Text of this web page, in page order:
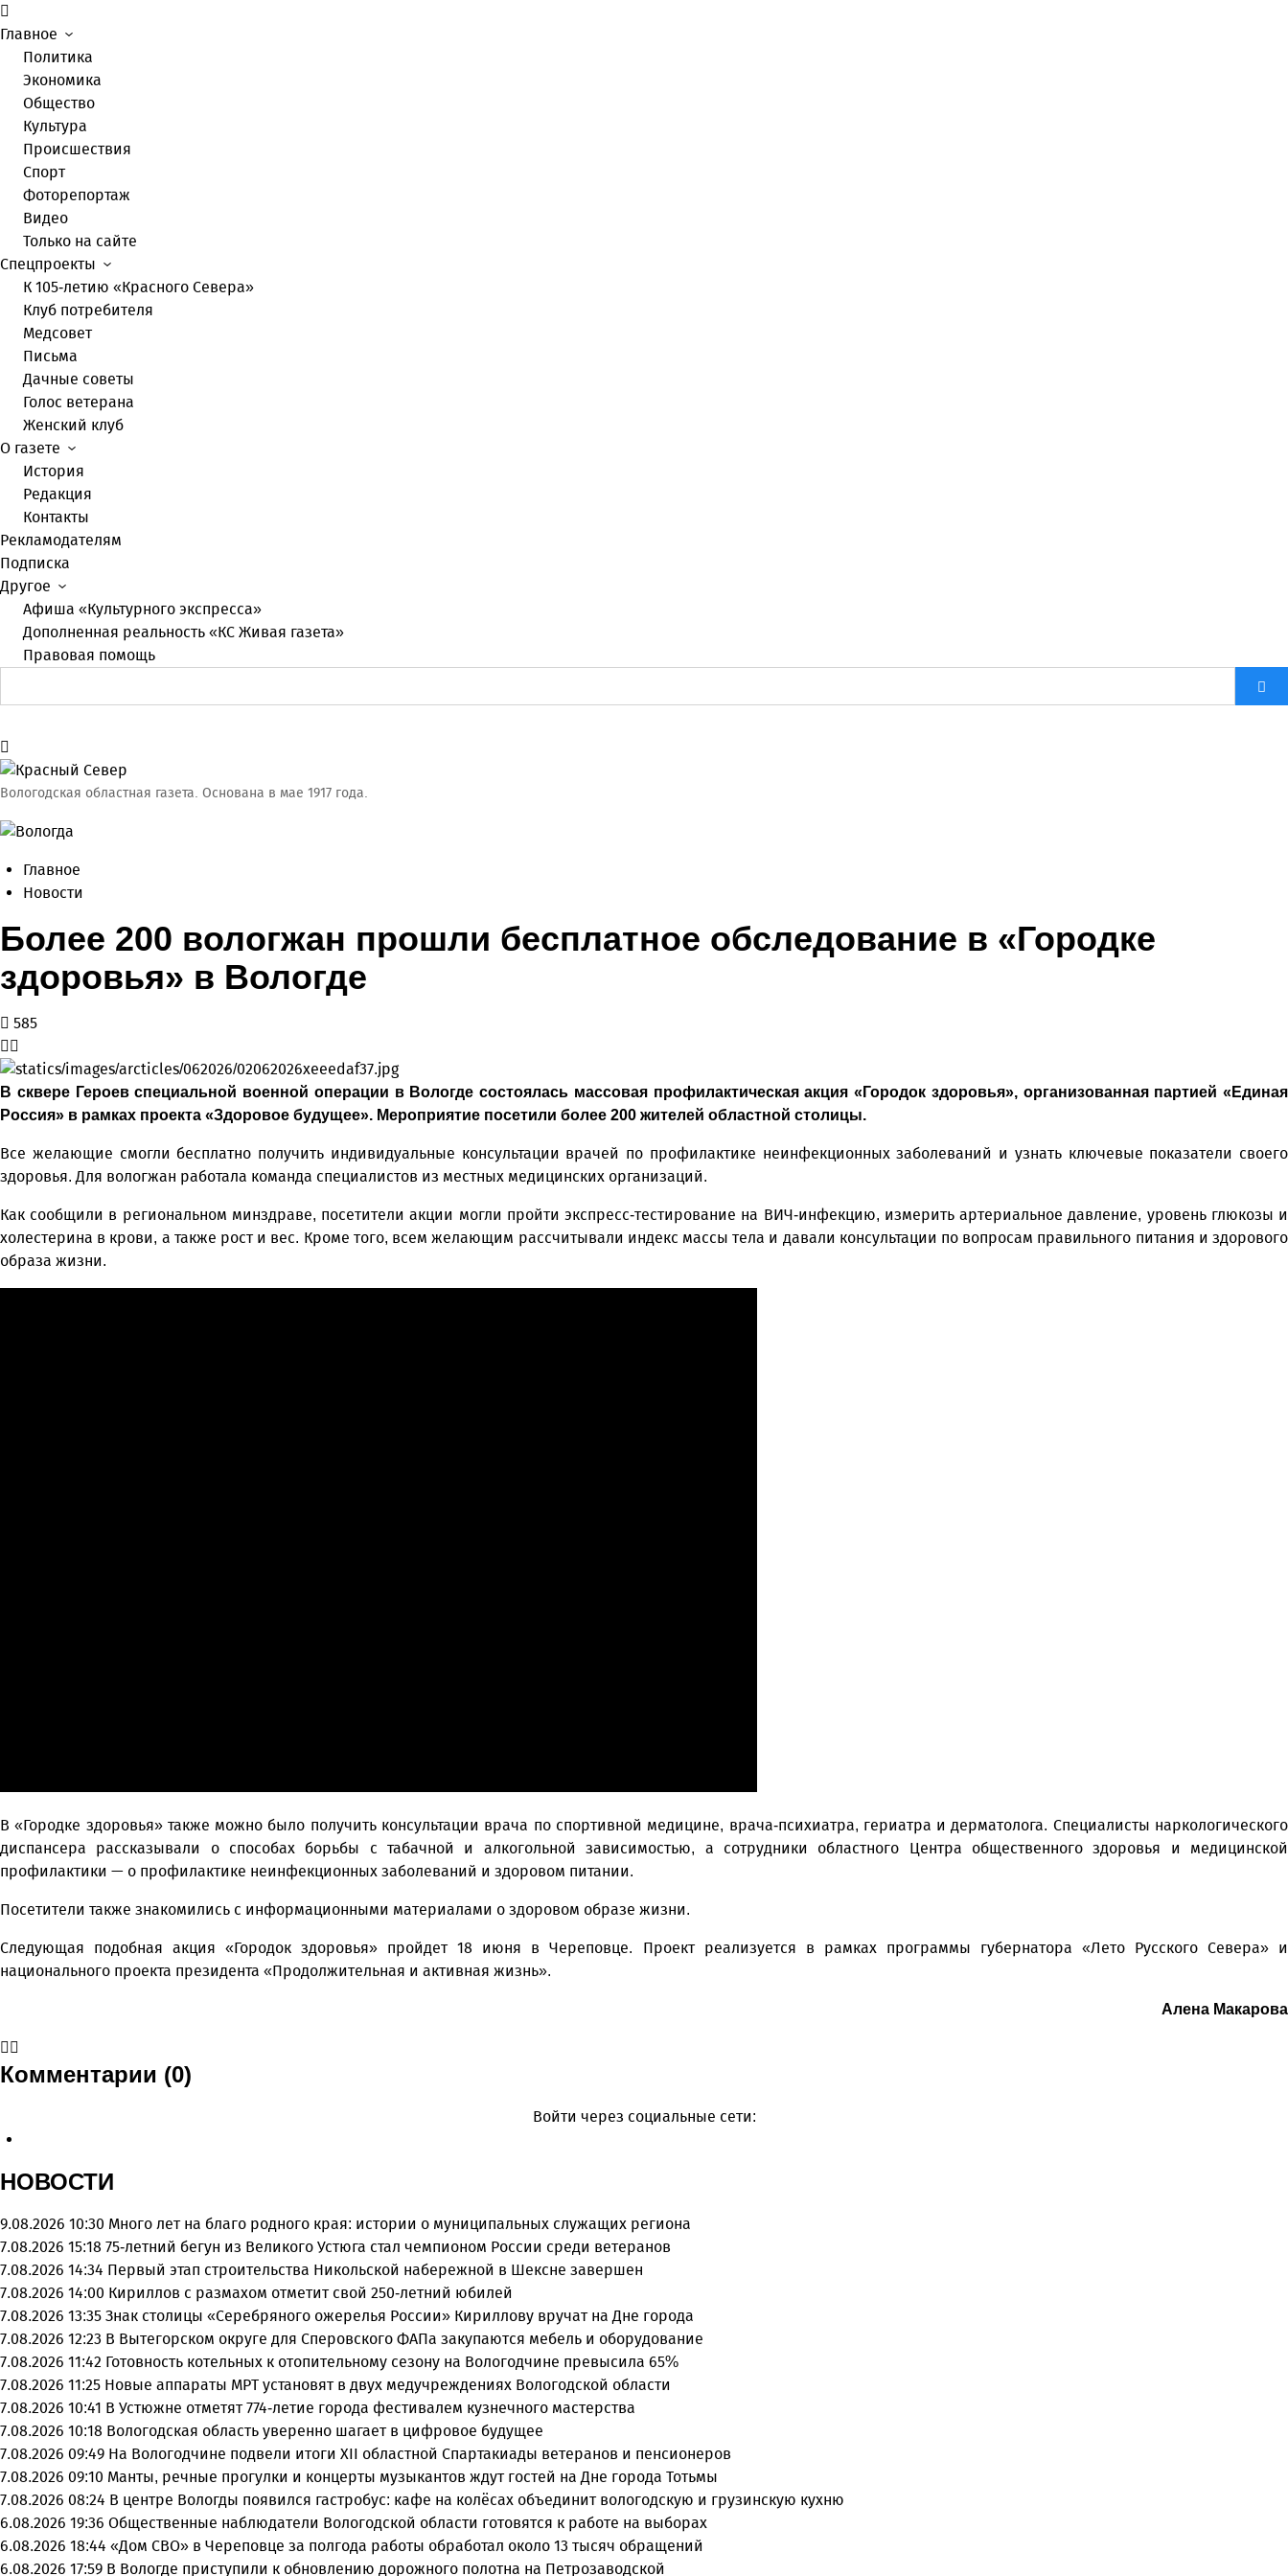
Главное
Политика
Экономика
Общество
Культура
Происшествия
Спорт
Фоторепортаж
Видео
Только на сайте
Спецпроекты
К 105-летию «Красного Севера»
Клуб потребителя
Медсовет
Письма
Дачные советы
Голос ветерана
Женский клуб
О газете
История
Редакция
Контакты
Рекламодателям
Подписка
Другое
Афиша «Культурного экспресса»
Дополненная реальность «КС Живая газета»
Правовая помощь
Вологодская областная газета. Основана в мае 1917 года.
Главное
Новости
Более 200 вологжан прошли бесплатное обследование в «Городке
здоровья» в Вологде
585
В сквере Героев специальной военной операции в Вологде состоялась массовая профилактическая акция «Городок здоровья», организованная партией «Единая
Россия» в рамках проекта «Здоровое будущее». Мероприятие посетили более 200 жителей областной столицы.
Все желающие смогли бесплатно получить индивидуальные консультации врачей по профилактике неинфекционных заболеваний и узнать ключевые показатели своего
здоровья. Для вологжан работала команда специалистов из местных медицинских организаций.
Как сообщили в региональном минздраве, посетители акции могли пройти экспресс-тестирование на ВИЧ-инфекцию, измерить артериальное давление, уровень глюкозы и
холестерина в крови, а также рост и вес. Кроме того, всем желающим рассчитывали индекс массы тела и давали консультации по вопросам правильного питания и здорового
образа жизни.
В «Городке здоровья» также можно было получить консультации врача по спортивной медицине, врача-психиатра, гериатра и дерматолога. Специалисты наркологического
диспансера рассказывали о способах борьбы с табачной и алкогольной зависимостью, а сотрудники областного Центра общественного здоровья и медицинской
профилактики — о профилактике неинфекционных заболеваний и здоровом питании.
Посетители также знакомились с информационными материалами о здоровом образе жизни.
Следующая подобная акция «Городок здоровья» пройдет 18 июня в Череповце. Проект реализуется в рамках программы губернатора «Лето Русского Севера» и
национального проекта президента «Продолжительная и активная жизнь».
Алена Макарова
Комментарии (0)
Войти через социальные сети:
НОВОСТИ
9.08.2026 10:30 Много лет на благо родного края: истории о муниципальных служащих региона
7.08.2026 15:18 75-летний бегун из Великого Устюга стал чемпионом России среди ветеранов
7.08.2026 14:34 Первый этап строительства Никольской набережной в Шексне завершен
7.08.2026 14:00 Кириллов с размахом отметит свой 250-летний юбилей
7.08.2026 13:35 Знак столицы «Серебряного ожерелья России» Кириллову вручат на Дне города
7.08.2026 12:23 В Вытегорском округе для Сперовского ФАПа закупаются мебель и оборудование
7.08.2026 11:42 Готовность котельных к отопительному сезону на Вологодчине превысила 65%
7.08.2026 11:25 Новые аппараты МРТ установят в двух медучреждениях Вологодской области
7.08.2026 10:41 В Устюжне отметят 774-летие города фестивалем кузнечного мастерства
7.08.2026 10:18 Вологодская область уверенно шагает в цифровое будущее
7.08.2026 09:49 На Вологодчине подвели итоги XII областной Спартакиады ветеранов и пенсионеров
7.08.2026 09:10 Манты, речные прогулки и концерты музыкантов ждут гостей на Дне города Тотьмы
7.08.2026 08:24 В центре Вологды появился гастробус: кафе на колёсах объединит вологодскую и грузинскую кухню
6.08.2026 19:36 Общественные наблюдатели Вологодской области готовятся к работе на выборах
6.08.2026 18:44 «Дом СВО» в Череповце за полгода работы обработал около 13 тысяч обращений
6.08.2026 17:59 В Вологде приступили к обновлению дорожного полотна на Петрозаводской